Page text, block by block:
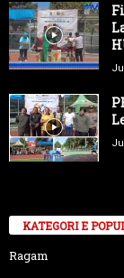
KATEGORI E
Ragam